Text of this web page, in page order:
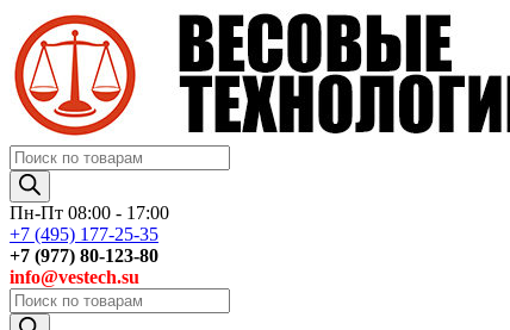
Поиск
товаров
Пн-Пт 08:00 - 17:00
+7 (495) 177-25-35
+7 (977) 80-123-80
info@vestech.su
Поиск
товаров